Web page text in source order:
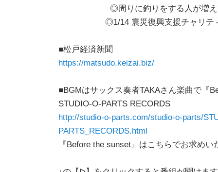
◎周りに釣りをする人が増
◎1/14 震災復興支援チャリ
■松戸経済新聞
https://matsudo.keizai.biz/
■BGMはサックス奏者TAKAさん楽曲で『
STUDIO-O-PARTS RECORDS
http://studio-o-parts.com/studio-o-parts/
PARTS_RECORDS.html
『Before the sunset』はこちらでお求めい